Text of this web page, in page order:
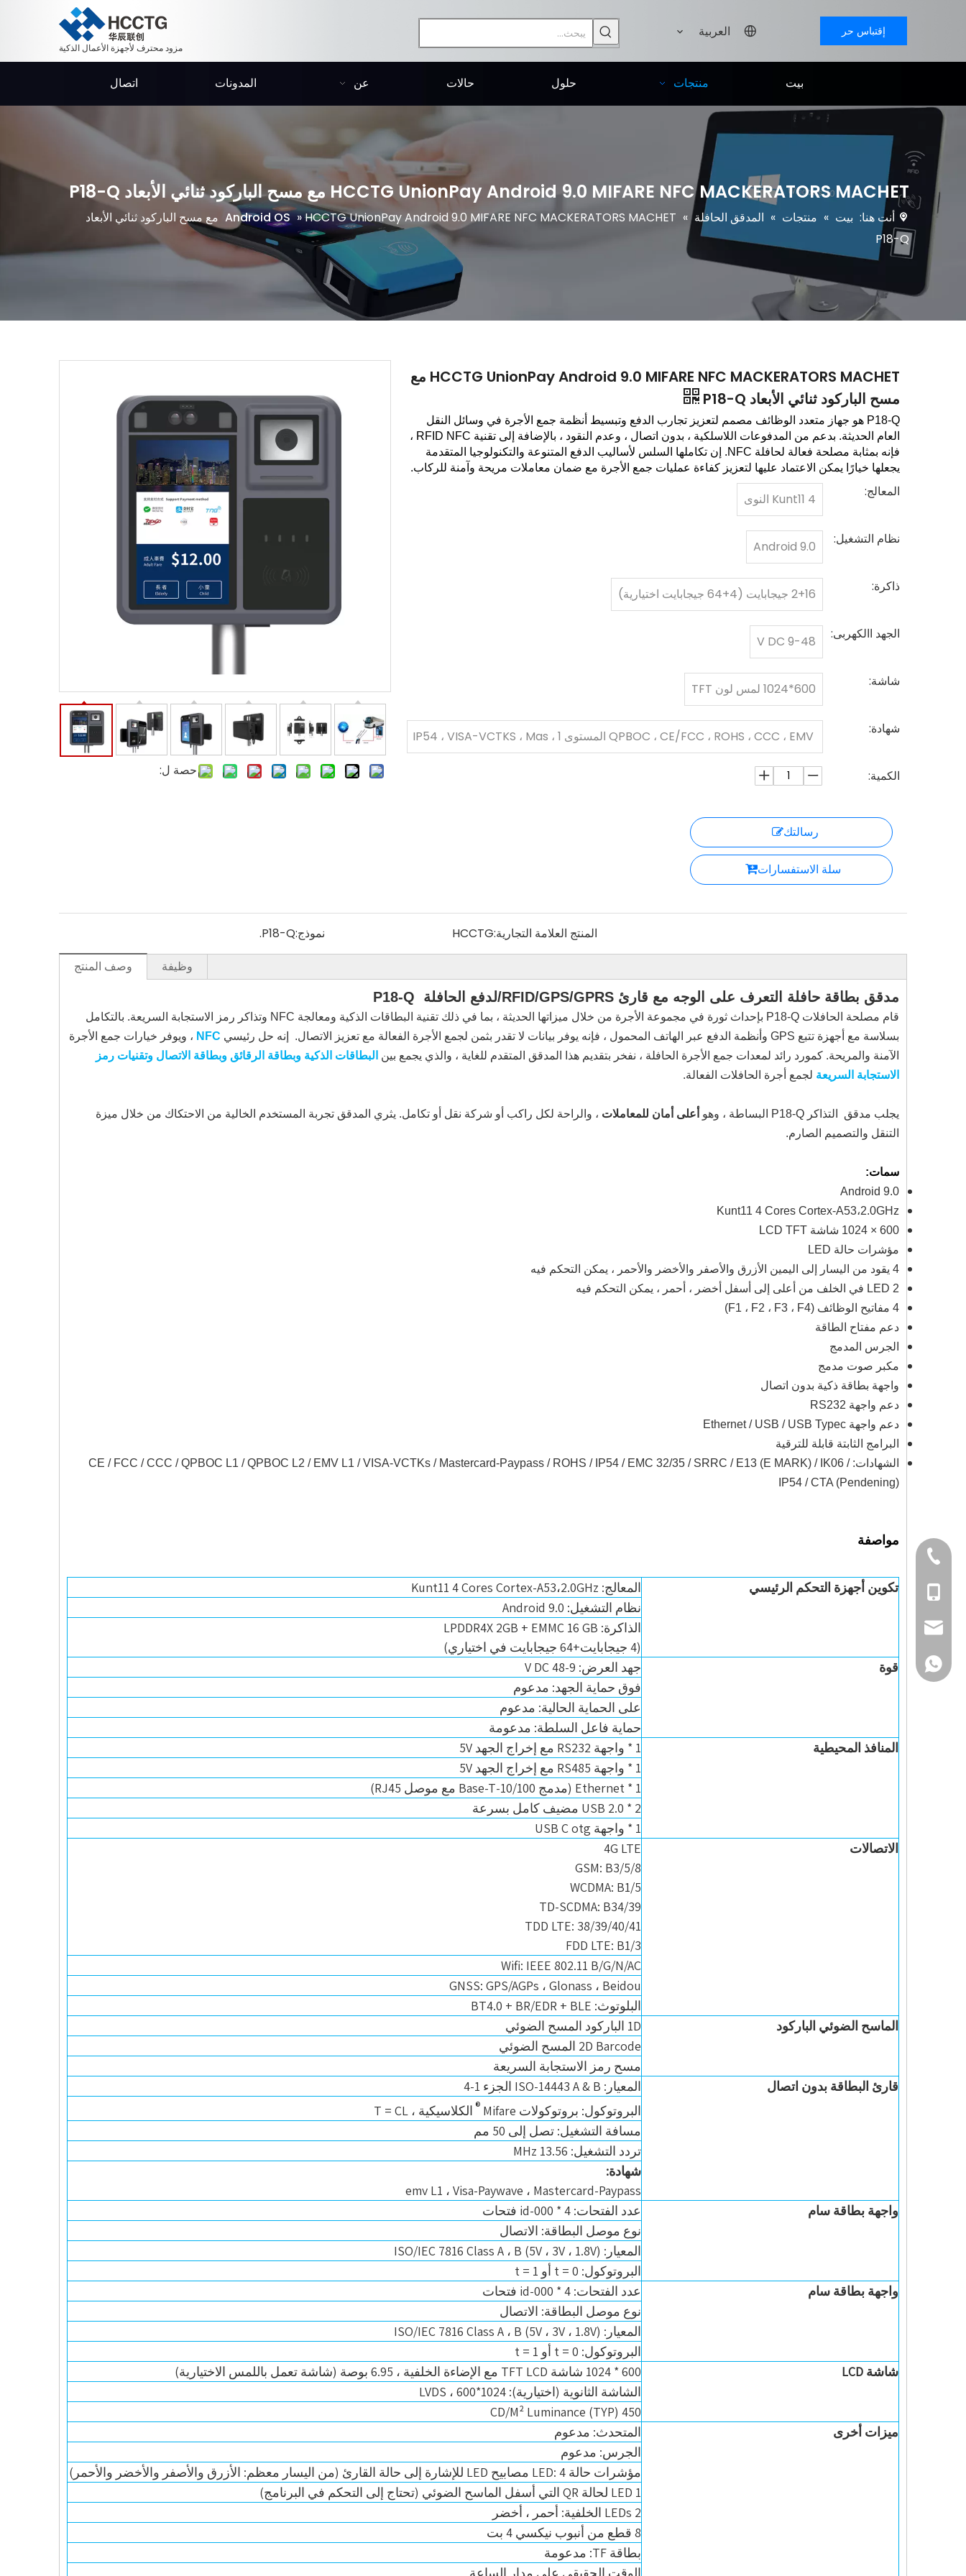
مزود محترف لأجهزة الأعمال الذكية
العربية إقتباس حر
بيت منتجات حلول حالات عن المدونات اتصال
HCCTG UnionPay Android 9.0 MIFARE NFC MACKERATORS MACHET مع مسح الباركود ثنائي الأبعاد P18-Q
أنت هنا: بيت » منتجات » المدقق الحافلة »
Android OS »
HCCTG UnionPay Android 9.0 MIFARE NFC MACKERATORS MACHET مع مسح الباركود ثنائي الأبعاد
P18-Q
حصة ل:
HCCTG UnionPay Android 9.0 MIFARE NFC MACKERATORS MACHET مع
مسح الباركود ثنائي الأبعاد P18-Q
P18-Q هو جهاز متعدد الوظائف مصمم لتعزيز تجارب الدفع وتبسيط أنظمة جمع الأجرة في وسائل النقل
العام الحديثة. بدعم من المدفوعات اللاسلكية ، بدون اتصال ، وعدم النقود ، بالإضافة إلى تقنية RFID NFC ،
فإنه بمثابة مصلحة فعالة لحافلة NFC. إن تكاملها السلس لأساليب الدفع المتنوعة والتكنولوجيا المتقدمة
يجعلها خيارًا يمكن الاعتماد عليها لتعزيز كفاءة عمليات جمع الأجرة مع ضمان معاملات مريحة وآمنة للركاب.
المعالج: Kunt11 4 النوى
نظام التشغيل: Android 9.0
ذاكرة: 2+16 جيجابايت (4+64 جيجابايت اختيارية)
الجهد االكهربى: 9-48 V DC
شاشة: 600*1024 لمس لون TFT
شهادة:
QPBOC ، CE/FCC ، ROHS ، CCC ، EMV المستوى 1 ، IP54 ، VISA-VCTKS ، Mas
الكمية:
رسالتك
سلة الاستفسارات
نموذج:P18-Q. المنتج العلامة التجارية:HCCTG
وصف المنتج
وظيفة
مدقق بطاقة حافلة التعرف على الوجه مع قارئ RFID/GPS/GPRS/لدفع الحافلة P18-Q
قام مصلحة الحافلات P18-Q بإحداث ثورة في مجموعة الأجرة من خلال ميزاتها الحديثة ، بما في ذلك تقنية البطاقات الذكية ومعالجة NFC وتذاكر رمز الاستجابة السريعة. بالتكامل
بسلاسة مع أجهزة تتبع GPS وأنظمة الدفع عبر الهاتف المحمول ، فإنه يوفر بيانات لا تقدر بثمن لجمع الأجرة الفعالة مع تعزيز الاتصال.
إنه حل رئيسي NFC ، ويوفر خيارات جمع الأجرة
الآمنة والمريحة. كمورد رائد لمعدات جمع الأجرة الحافلة ، نفخر بتقديم هذا المدقق المتقدم للغاية ، والذي يجمع بين البطاقات الذكية وبطاقة الرقائق وبطاقة الاتصال وتقنيات رمز
الاستجابة السريعة لجمع أجرة الحافلات الفعالة.
يجلب مدقق التذاكر P18-Q البساطة ، وهو أعلى أمان للمعاملات ، والراحة لكل راكب أو شركة نقل أو تكامل. يثري المدقق تجربة المستخدم الخالية من الاحتكاك من خلال ميزة
التنقل والتصميم الصارم.
سمات:
Android 9.0
Kunt11 4 Cores Cortex-A53،2.0GHz
600 × 1024 شاشة LCD TFT
مؤشرات حالة LED
4 يقود من اليسار إلى اليمين الأزرق والأصفر والأخضر والأحمر ، يمكن التحكم فيه
2 LED في الخلف من أعلى إلى أسفل أخضر ، أحمر ، يمكن التحكم فيه
4 مفاتيح الوظائف (F1 ، F2 ، F3 ، F4)
دعم مفتاح الطاقة
الجرس المدمج
مكبر صوت مدمج
واجهة بطاقة ذكية بدون اتصال
دعم واجهة RS232
دعم واجهة Ethernet / USB / USB Typec
البرامج الثابتة قابلة للترقية
الشهادات: CE / FCC / CCC / QPBOC L1 / QPBOC L2 / EMV L1 / VISA-VCTKs / Mastercard-Paypass / ROHS / IP54 / EMC 32/35 / SRRC / E13 (E MARK) / IK06 /
IP54 / CTA (Pendening)
مواصفة
تكوين أجهزة التحكم الرئيسي
المعالج: Kunt11 4 Cores Cortex-A53،2.0GHz
نظام التشغيل: Android 9.0
الذاكرة: LPDDR4X 2GB + EMMC 16 GB
(4 جيجابايت+64 جيجابايت في اختياري)
قوة
جهد العرض: 9-48 V DC
فوق حماية الجهد: مدعوم
على الحماية الحالية: مدعوم
حماية فاعل السلطة: مدعومة
المنافذ المحيطية
1 * واجهة RS232 مع إخراج الجهد 5V
1 * واجهة RS485 مع إخراج الجهد 5V
1 * Ethernet (مدمج 10/100-Base-T مع موصل RJ45)
2 * USB 2.0 مضيف كامل بسرعة
1 * واجهة USB C otg
الاتصالات
4G LTE
GSM: B3/5/8
WCDMA: B1/5
TD-SCDMA: B34/39
TDD LTE: 38/39/40/41
FDD LTE: B1/3
Wifi: IEEE 802.11 B/G/N/AC
GNSS: GPS/AGPs ، Glonass ، Beidou
البلوتوث: BT4.0 + BR/EDR + BLE
الماسح الضوئي الباركود
1D الباركود المسح الضوئي
2D Barcode المسح الضوئي
مسح رمز الاستجابة السريعة
قارئ البطاقة بدون اتصال
المعيار: ISO-14443 A & B الجزء 1-4
البروتوكول: بروتوكولات Mifare
® الكلاسيكية ، T = CL
مسافة التشغيل: تصل إلى 50 مم
تردد التشغيل: 13.56 MHz
شهادة:
emv L1 ، Visa-Paywave ، Mastercard-Paypass
واجهة بطاقة سام
عدد الفتحات: 4 * id-000 فتحات
نوع موصل البطاقة: الاتصال
المعيار: ISO/IEC 7816 Class A ، B (5V ، 3V ، 1.8V)
البروتوكول: t = 0 أو t = 1
واجهة بطاقة سام
عدد الفتحات: 4 * id-000 فتحات
نوع موصل البطاقة: الاتصال
المعيار: ISO/IEC 7816 Class A ، B (5V ، 3V ، 1.8V)
البروتوكول: t = 0 أو t = 1
شاشة LCD
600 * 1024 شاشة TFT LCD مع الإضاءة الخلفية ، 6.95 بوصة (شاشة تعمل باللمس الاختيارية)
الشاشة الثانوية (اختيارية): 1024*600 ، LVDS
450 (TYP) CD/M² Luminance
ميزات أخرى
المتحدث: مدعوم
الجرس: مدعوم
مؤشرات حالة LED: 4 مصابيح LED للإشارة إلى حالة القارئ (من اليسار معظم: الأزرق والأصفر والأخضر والأحمر)
1 LED لحالة QR التي أسفل الماسح الضوئي (تحتاج إلى التحكم في البرنامج)
2 LEDs الخلفية: أحمر ، أخضر
8 قطع من أنبوب نيكسي 4 بت
بطاقة TF: مدعومة
+86-755-
+86-
+86-